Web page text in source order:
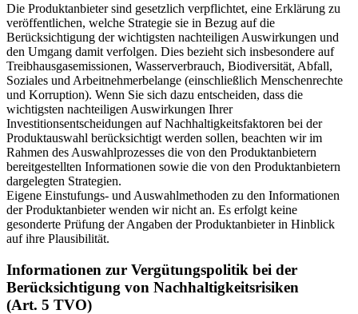
Die Produktanbieter sind gesetzlich verpflichtet, eine Erklärung zu
veröffentlichen, welche Strategie sie in Bezug auf die
Berücksichtigung der wichtigsten nachteiligen Auswirkungen und
den Umgang damit verfolgen. Dies bezieht sich insbesondere auf
Treibhausgasemissionen, Wasserverbrauch, Biodiversität, Abfall,
Soziales und Arbeitnehmerbelange (einschließlich Menschenrechte
und Korruption). Wenn Sie sich dazu entscheiden, dass die
wichtigsten nachteiligen Auswirkungen Ihrer
Investitionsentscheidungen auf Nachhaltigkeitsfaktoren bei der
Produktauswahl berücksichtigt werden sollen, beachten wir im
Rahmen des Auswahlprozesses die von den Produktanbietern
bereitgestellten Informationen sowie die von den Produktanbietern
dargelegten Strategien.
Eigene Einstufungs- und Auswahlmethoden zu den Informationen
der Produktanbieter wenden wir nicht an. Es erfolgt keine
gesonderte Prüfung der Angaben der Produktanbieter in Hinblick
auf ihre Plausibilität.
Informationen zur Vergütungspolitik bei der
Berücksichtigung von Nachhaltigkeitsrisiken
(Art. 5 TVO)